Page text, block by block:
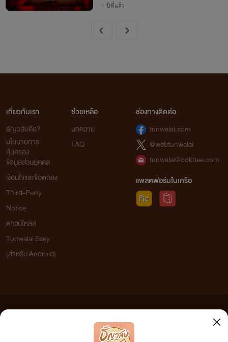
1 ปีที่แล้ว
เกี่ยวกับเรา
ธัญวลัยคือ?
นโยบายการ
คุ้มครอง
ข้อมูลส่วนบุคคล
เงื่อนไขและข้อตกลง
Third-Party
Notice
ดาวน์โหลด
Tunwalai Easy
(สำหรับ Android)
ช่วยเหลือ
บทความ
FAQ
ช่องทางติดต่อ
tunwalai.com
@webtunwalai
tunwalai@ookbee.com
แพลตฟอร์มในเครือ
เว็บไซต์แห่งนี้ไม่ได้เห็นด้วยและไม่ขอรับผิดชอบต่อข้อความใดๆ ทั้งสิ้น ดังนั้นผู้อ่านทุกท่านโปรดใช้
วิจารณญาณในการกลั่นกรองด้วยตนเอง และหากท่านพบข้อความใดๆ ที่ขัดต่อกฎหมายและศีลธรรม